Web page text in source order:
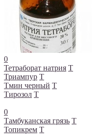
0
Тетраборат натрия Т
Триампур Т
Тмин черный Т
Тирозол Т
0
Тамбуканская грязь Т
Топикрем Т